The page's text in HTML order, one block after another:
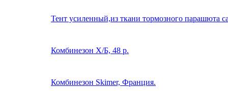
Тент усиленный,из ткани тормозного парашюта
Комбинезон Х/Б, 48 р.
Комбинезон Skimer, Франция.